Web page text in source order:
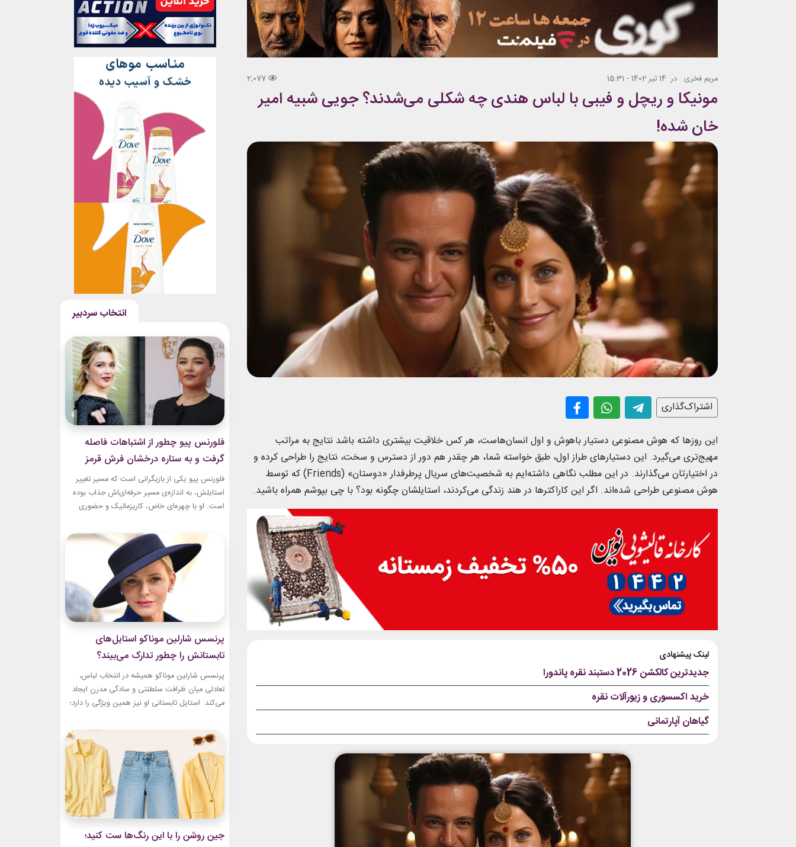
مریم فخری در 14 تیر 1402 - 15:31 2,077
مونیکا و ریچل و فیبی با لباس هندی چه شکلی می‌شدند؟ جویی شبیه امیر
خان شده!
اشتراک‌گذاری
این روزها که هوش مصنوعی دستیار باهوش و اول انسان‌هاست، هر کس خلاقیت بیشتری داشته باشد نتایج به مراتب
مهیج‌تری می‌گیرد. این دستیارهای طراز اول، طبق خواسته شما، هر چقدر هم دور از دسترس و سخت، نتایج را طراحی کرده و
در اختیارتان می‌گذارند. در این مطلب نگاهی داشته‌ایم به شخصیت‌های سریال پرطرفدار «دوستان» (Friends) که توسط
هوش مصنوعی طراحی شده‌اند. اگر این کاراکترها در هند زندگی می‌کردند، استایلشان چگونه بود؟ با چی بپوشم همراه باشید.
لینک پیشنهادی
جدیدترین کالکشن 2026 دستبند نقره پاندورا
خرید اکسسوری و زیورآلات نقره
گیاهان آپارتمانی
فلورنس پیو چطور از اشتباهات فاصله
گرفت و به ستاره درخشان فرش قرمز
تبدیل شد؟
فلورنس پیو یکی از بازیگرانی است که مسیر تغییر
استایلش، به اندازه‌ی مسیر حرفه‌ای‌اش جذاب بوده
است. او با چهره‌ای خاص، کاریزماتیک و حضوری
سال‌های ابتدایی فعالیتش هنوز زبان شخصی خود را
در مد پیدا نکرده بود.لینک پیشنهادیخرید اکسسوری
و زیورآلات نقرهجدیدترین کالکشن 2026 دستبند...
پرنسس شارلین موناکو استایل‌های
تابستانش را چطور تدارک می‌بیند؟
پرنسس شارلین موناکو همیشه در انتخاب لباس،
تعادلی میان ظرافت سلطنتی و سادگی مدرن ایجاد
می‌کند. استایل تابستانی او نیز همین ویژگی را دارد؛
طراحی‌هایی که برای روزهای گرم، هم راحت هستند
و هم باشکوه. از مراسم‌های رسمی کاخ گرفته تا
حضورهای صمیمی‌تر، شارلین نشان داده که
پیراهن‌های...
جین روشن را با این رنگ‌ها ست کنید؛